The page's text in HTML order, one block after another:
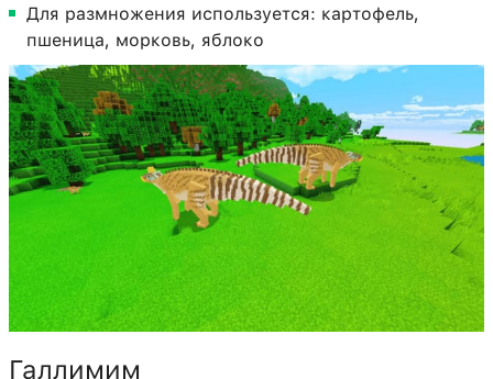
Для размножения используется: картофель,
пшеница, морковь, яблоко
Галлимим